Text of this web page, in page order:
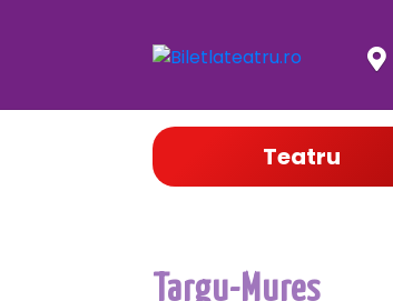
Teatru
Targu-Mures